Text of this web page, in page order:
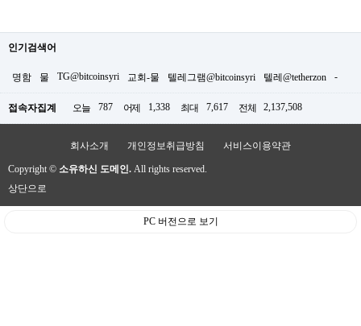
인기검색어
명함 물 TG@bitcoinsyri 교회-물 텔레그램@bitcoinsyri 텔레@tetherzon -
접속자집계 오늘 787 어제 1,338 최대 7,617 전체 2,137,508
회사소개 개인정보취급방침 서비스이용약관
Copyright © 소유하신 도메인. All rights reserved.
상단으로
PC 버전으로 보기